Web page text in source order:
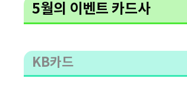
5월의 이벤트 카드사
KB카드